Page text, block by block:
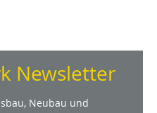
Newsletter
Neubau und